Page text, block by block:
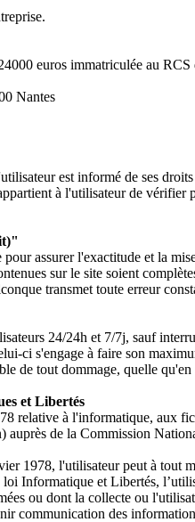
euros immatriculée au RCS
Nantes
est informé de ses
à l'utilisateur de vérifier
assurer l'exactitude et la
sur le site soient
transmet toute erreur
24/24h et 7/7j, sauf
ci s'engage à faire son
de tout dommage, quelle
et Libertés
relative à l'informatique, aux
auprès de la Commission
1978, l'utilisateur peut à tout
Informatique et Libertés,
ou dont la collecte ou
communication des